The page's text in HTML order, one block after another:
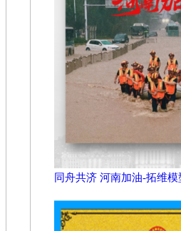
同舟共济 河南加油-拓维